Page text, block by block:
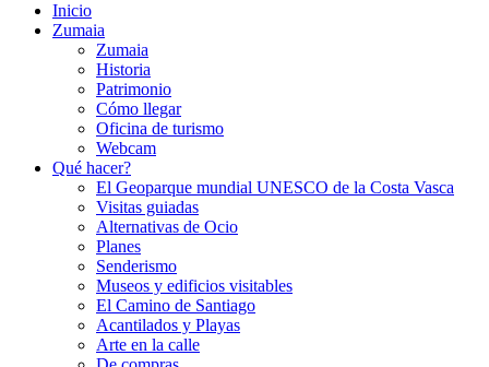
Inicio
Zumaia
Zumaia
Historia
Patrimonio
Cómo llegar
Oficina de turismo
Webcam
Qué hacer?
El Geoparque mundial UNESCO de la Costa Vasca
Visitas guiadas
Alternativas de Ocio
Planes
Senderismo
Museos y edificios visitables
El Camino de Santiago
Acantilados y Playas
Arte en la calle